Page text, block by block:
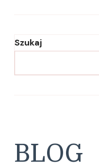
wpisach
Szukaj
BLOG